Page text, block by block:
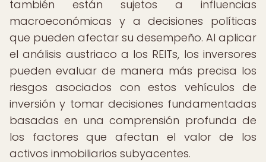
también están sujetos a influencias
macroeconómicas y a decisiones políticas
que pueden afectar su desempeño. Al aplicar
el análisis austriaco a los REITs, los inversores
pueden evaluar de manera más precisa los
riesgos asociados con estos vehículos de
inversión y tomar decisiones fundamentadas
basadas en una comprensión profunda de
los factores que afectan el valor de los
activos inmobiliarios subyacentes.